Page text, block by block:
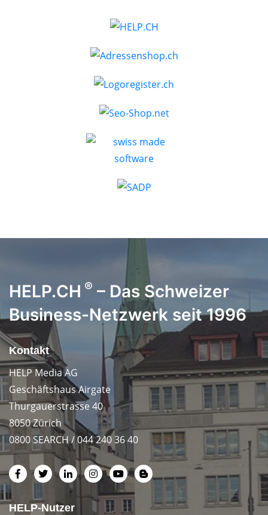
HELP.CH ® – Das Schweizer
Business-Netzwerk seit 1996
Kontakt
HELP Media AG
Geschäftshaus Airgate
Thurgauerstrasse 40
8050 Zürich
0800 SEARCH / 044 240 36 40
HELP-Nutzer